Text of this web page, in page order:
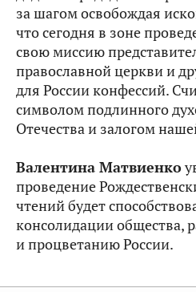
за шагом освобождая
что сегодня в зоне
свою миссию
православной церкви и
для России конфессий.
символом подлинного
Отечества и залогом
Валентина Матвиенко
проведение
чтений будет
консолидации общества,
и процветанию России.